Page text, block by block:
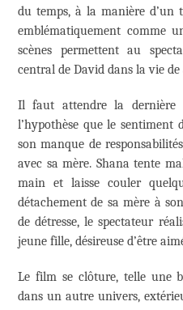
du temps, à la manière d’un
emblématiquement comme
scènes permettent au
central de David dans la vie de
Il faut attendre la
l’hypothèse que le sentiment
son manque de
avec sa mère. Shana tente
main et laisse couler
détachement de sa mère à
de détresse, le spectateur
jeune fille, désireuse d’être
Le film se clôture, telle une
dans un autre univers,